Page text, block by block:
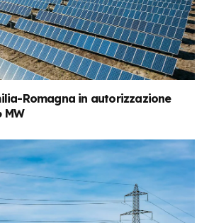
Romagna in autorizzazione
MW